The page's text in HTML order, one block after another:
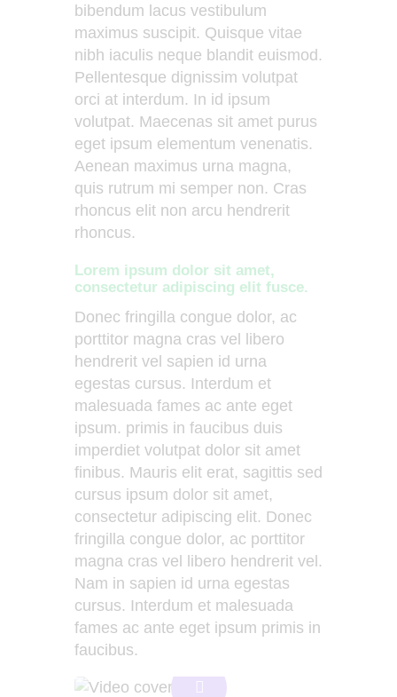
bibendum lacus vestibulum
maximus suscipit. Quisque vitae
nibh iaculis neque blandit euismod.
Pellentesque dignissim volutpat
orci at interdum. In id ipsum
volutpat. Maecenas sit amet purus
eget ipsum elementum venenatis.
Aenean maximus urna magna,
quis rutrum mi semper non. Cras
rhoncus elit non arcu hendrerit
rhoncus.
Lorem ipsum dolor sit amet,
consectetur adipiscing elit fusce.
Donec fringilla congue dolor, ac
porttitor magna cras vel libero
hendrerit vel sapien id urna
egestas cursus. Interdum et
malesuada fames ac ante eget
ipsum. primis in faucibus duis
imperdiet volutpat dolor sit amet
finibus. Mauris elit erat, sagittis sed
cursus ipsum dolor sit amet,
consectetur adipiscing elit. Donec
fringilla congue dolor, ac porttitor
magna cras vel libero hendrerit vel.
Nam in sapien id urna egestas
cursus. Interdum et malesuada
fames ac ante eget ipsum primis in
faucibus.